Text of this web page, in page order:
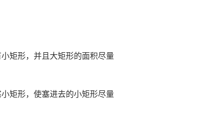
矩形，并且大矩形的面积尽量
矩形，使塞进去的小矩形尽量